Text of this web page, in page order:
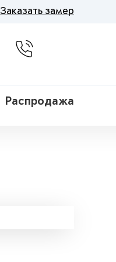
Заказать замер
Распродажа